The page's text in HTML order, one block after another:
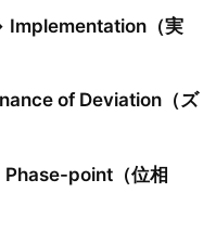
Implementation（実
of Deviation（ズ
Phase-point（位相